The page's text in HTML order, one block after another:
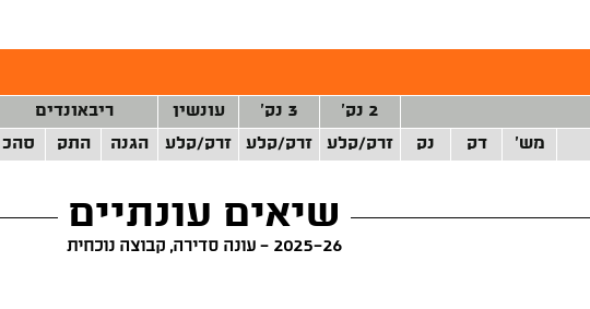
2 נק' 3 נק' עונשין ריבאונדים
מש' דק נק זרק/קלע זרק/קלע זרק/קלע הגנה התק סהכ
שיאים עונתיים
2025-26 - עונה סדירה, קבוצה נוכחית